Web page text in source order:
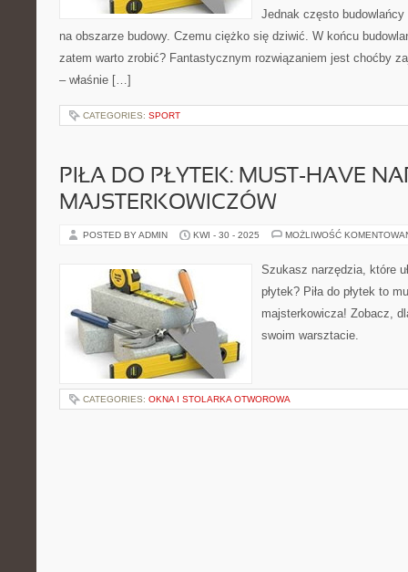
Jednak często
na obszarze budowy. Czemu ciężko się dziwić. W końcu
zatem warto zrobić? Fantastycznym rozwiązaniem jest choćby
– właśnie […]
CATEGORIES: SPORT
PIŁA DO PŁYTEK: MUST-HAVE
MAJSTERKOWICZÓW
POSTED BY ADMIN KWI - 30 - 2025 MOŻLIWOŚĆ
Szukasz narzędzia, które
płytek? Piła do płytek to
majsterkowicza! Zobacz,
swoim warsztacie.
CATEGORIES: OKNA I STOLARKA OTWOROWA